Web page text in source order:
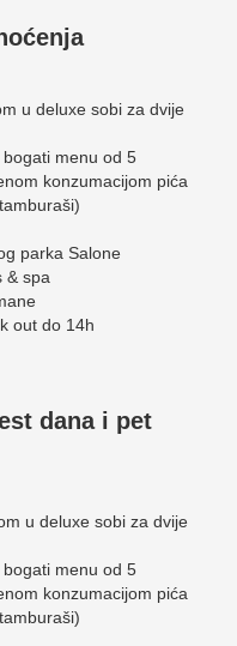
u deluxe sobi za dvije
menu od 5
konzumacijom pića
parka Salone
& spa
out do 14h
dana i pet
u deluxe sobi za dvije
menu od 5
konzumacijom pića